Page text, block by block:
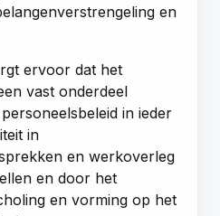
en
ervoor dat het
vast onderdeel
in ieder
in
en werkoverleg
en door het
en vorming op het